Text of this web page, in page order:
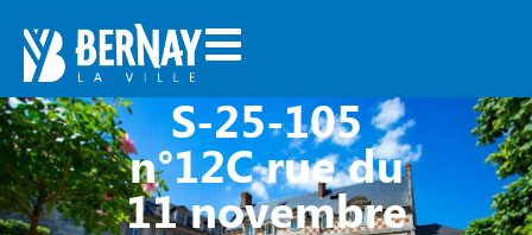
S-25-105
n°12C rue du
11 novembre